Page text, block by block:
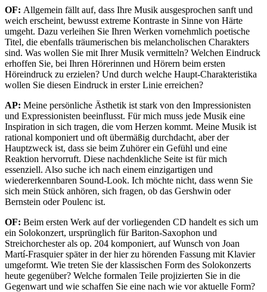
OF: Allgemein fällt auf, dass Ihre Musik ausgesprochen sanft und
weich erscheint, bewusst extreme Kontraste in Sinne von Härte
umgeht. Dazu verleihen Sie Ihren Werken vornehmlich poetische
Titel, die ebenfalls träumerischen bis melancholischen Charakters
sind. Was wollen Sie mit Ihrer Musik vermitteln? Welchen Eindruck
erhoffen Sie, bei Ihren Hörerinnen und Hörern beim ersten
Höreindruck zu erzielen? Und durch welche Haupt-Charakteristika
wollen Sie diesen Eindruck in erster Linie erreichen?
AP: Meine persönliche Ästhetik ist stark von den Impressionisten
und Expressionisten beeinflusst. Für mich muss jede Musik eine
Inspiration in sich tragen, die vom Herzen kommt. Meine Musik ist
rational komponiert und oft übermäßig durchdacht, aber der
Hauptzweck ist, dass sie beim Zuhörer ein Gefühl und eine
Reaktion hervorruft. Diese nachdenkliche Seite ist für mich
essenziell. Also suche ich nach einem einzigartigen und
wiedererkennbaren Sound-Look. Ich möchte nicht, dass wenn Sie
sich mein Stück anhören, sich fragen, ob das Gershwin oder
Bernstein oder Poulenc ist.
OF: Beim ersten Werk auf der vorliegenden CD handelt es sich um
ein Solokonzert, ursprünglich für Bariton-Saxophon und
Streichorchester als op. 204 komponiert, auf Wunsch von Joan
Martí-Frasquier später in der hier zu hörenden Fassung mit Klavier
umgeformt. Wie treten Sie der klassischen Form des Solokonzerts
heute gegenüber? Welche formalen Teile projizierten Sie in die
Gegenwart und wie schaffen Sie eine nach wie vor aktuelle Form?